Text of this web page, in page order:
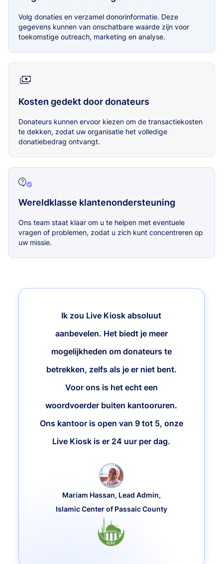
Volg donaties en verzamel donorinformatie. Deze
gegevens kunnen van onschatbare waarde zijn voor
toekomstige outreach, marketing en analyse.
Kosten gedekt door donateurs
Donateurs kunnen ervoor kiezen om de transactiekosten
te dekken, zodat uw organisatie het volledige
donatiebedrag ontvangt.
Wereldklasse klantenondersteuning
Ons team staat klaar om u te helpen met eventuele
vragen of problemen, zodat u zich kunt concentreren op
uw missie.
Ik zou Live Kiosk absoluut
aanbevelen. Het biedt je meer
mogelijkheden om donateurs te
betrekken, zelfs als je er niet bent.
Voor ons is het echt een
woordvoerder buiten kantooruren.
Ons kantoor is open van 9 tot 5, onze
Live Kiosk is er 24 uur per dag.
Mariam Hassan, Lead Admin,
Islamic Center of Passaic County